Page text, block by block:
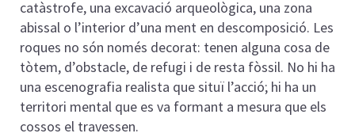
catàstrofe, una excavació arqueològica, una zona
abissal o l’interior d’una ment en descomposició. Les
roques no són només decorat: tenen alguna cosa de
tòtem, d’obstacle, de refugi i de resta fòssil. No hi ha
una escenografia realista que situï l’acció; hi ha un
territori mental que es va formant a mesura que els
cossos el travessen.